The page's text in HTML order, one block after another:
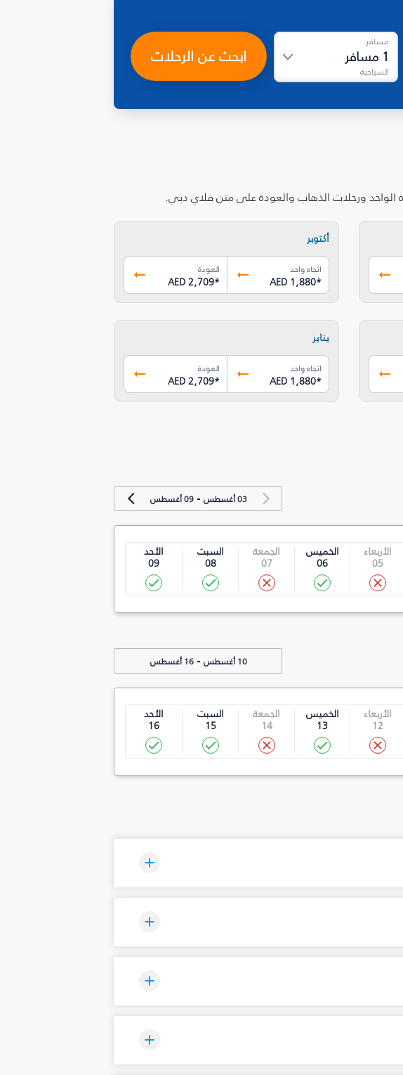
مسافر
1 مسافر
السياحية
ابحث عن الرحلات
الواحد ورحلات الذهاب والعودة على متن فلاي دبي.
أكتوبر
اتجاه واحد
AED 1,880*
العودة
AED 2,709*
يناير
اتجاه واحد
AED 1,880*
العودة
AED 2,709*
03 أغسطس -09 أغسطس
الأربعاء
05
الخميس
06
الجمعة
07
السبت
08
الأحد
09
10 أغسطس -16 أغسطس
الأربعاء
12
الخميس
13
الجمعة
14
السبت
15
الأحد
16